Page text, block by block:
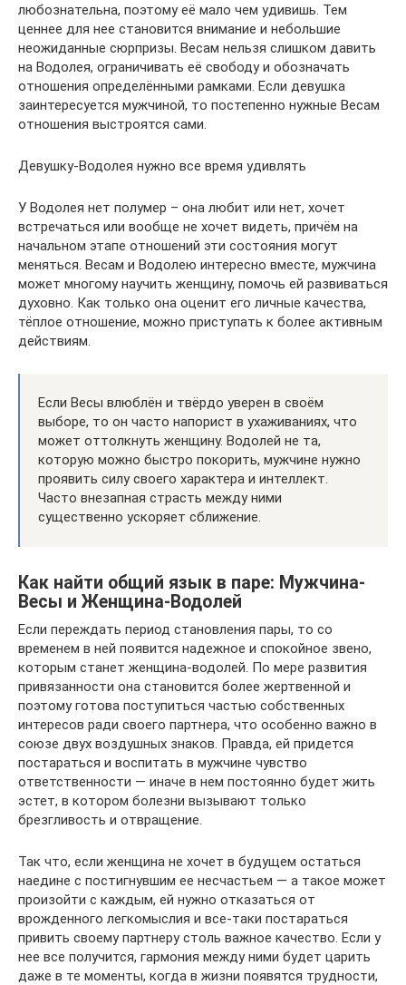
любознательна, поэтому её мало чем удивишь. Тем
ценнее для нее становится внимание и небольшие
неожиданные сюрпризы. Весам нельзя слишком давить
на Водолея, ограничивать её свободу и обозначать
отношения определёнными рамками. Если девушка
заинтересуется мужчиной, то постепенно нужные Весам
отношения выстроятся сами.
Девушку-Водолея нужно все время удивлять
У Водолея нет полумер – она любит или нет, хочет
встречаться или вообще не хочет видеть, причём на
начальном этапе отношений эти состояния могут
меняться. Весам и Водолею интересно вместе, мужчина
может многому научить женщину, помочь ей развиваться
духовно. Как только она оценит его личные качества,
тёплое отношение, можно приступать к более активным
действиям.
Если Весы влюблён и твёрдо уверен в своём
выборе, то он часто напорист в ухаживаниях, что
может оттолкнуть женщину. Водолей не та,
которую можно быстро покорить, мужчине нужно
проявить силу своего характера и интеллект.
Часто внезапная страсть между ними
существенно ускоряет сближение.
Как найти общий язык в паре: Mужчинa-
Becы и Жeнщинa-Водолей
Если переждать период становления пары, то со
временем в ней появится надежное и спокойное звено,
которым станет женщина-водолей. По мере развития
привязанности она становится более жертвенной и
поэтому готова поступиться частью собственных
интересов ради своего партнера, что особенно важно в
союзе двух воздушных знаков. Правда, ей придется
постараться и воспитать в мужчине чувство
ответственности — иначе в нем постоянно будет жить
эстет, в котором болезни вызывают только
брезгливость и отвращение.
Так что, если женщина не хочет в будущем остаться
наедине с постигнувшим ее несчастьем — а такое может
произойти с каждым, ей нужно отказаться от
врожденного легкомыслия и все-таки постараться
привить своему партнеру столь важное качество. Если у
нее все получится, гармония между ними будет царить
даже в те моменты, когда в жизни появятся трудности,